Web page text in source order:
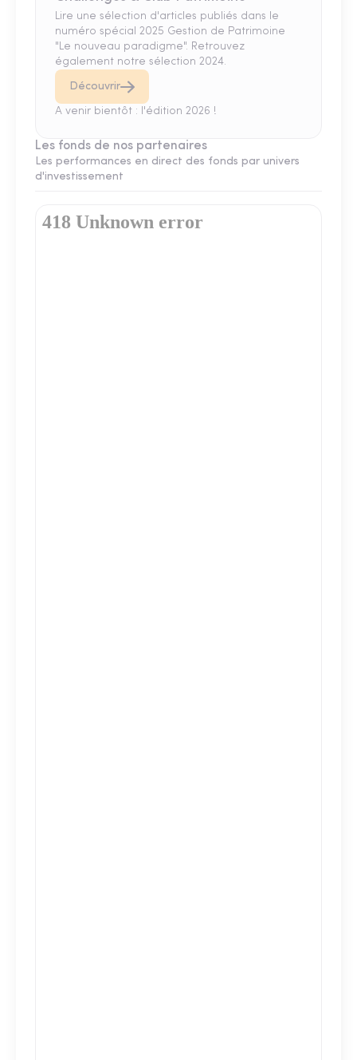
Lire une sélection d'articles publiés dans le
numéro spécial 2025 Gestion de Patrimoine
"Le nouveau paradigme". Retrouvez
également notre sélection 2024.
Découvrir
A venir bientôt : l'édition 2026 !
Les fonds de nos partenaires
Les performances en direct des fonds par univers
d'investissement